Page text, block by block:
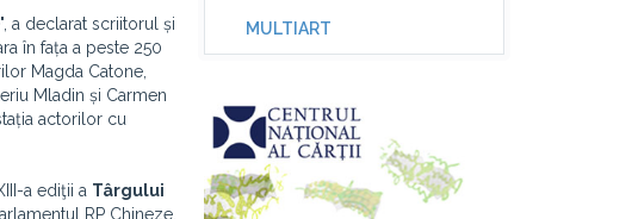
a declarat scriitorul și
în fața a peste 250
Magda Catone,
Mladin și Carmen
actorilor cu
a ediţii a Târgului
RP Chineze,
MULTIART